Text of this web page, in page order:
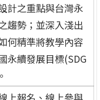
計之重點與台灣永
趨勢；並深入淺出
何精準將教學內容
永續發展目標(SDG